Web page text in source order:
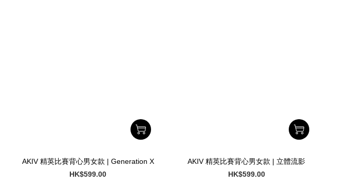
AKIV 精英比賽背心男女款 | Generation X
HK$599.00
AKIV 精英比賽背心男女款 | 立體流影
HK$599.00